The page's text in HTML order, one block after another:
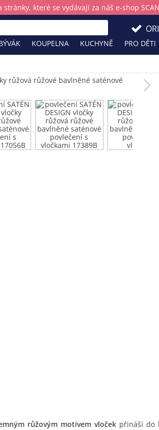
které se vydávají za náš e-shop
KOUPELNA KUCHYNĚ PRO DĚTI
růžovým motivem vloček přináší do